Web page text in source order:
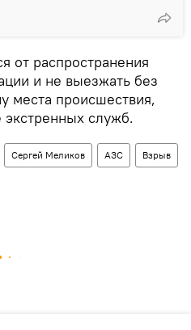
от распространения
и не выезжать без
места происшествия,
служб.
Сергей Меликов АЗС Взрыв